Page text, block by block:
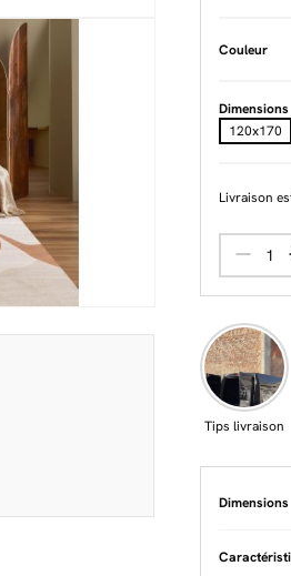
Couleur
Dimensions
120x170
Livraison
Tips livraison
Dimensions